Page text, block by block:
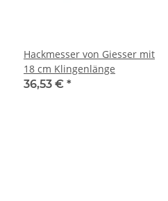
Hackmesser von Giesser mit
18 cm Klingenlänge
36,53 € *